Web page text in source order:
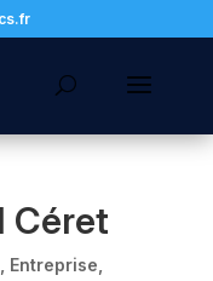
Céret
Entreprise